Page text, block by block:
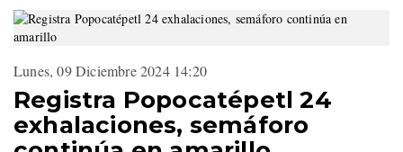
Lunes, 09 Diciembre 2024 14:20
Registra Popocatépetl 24
exhalaciones, semáforo